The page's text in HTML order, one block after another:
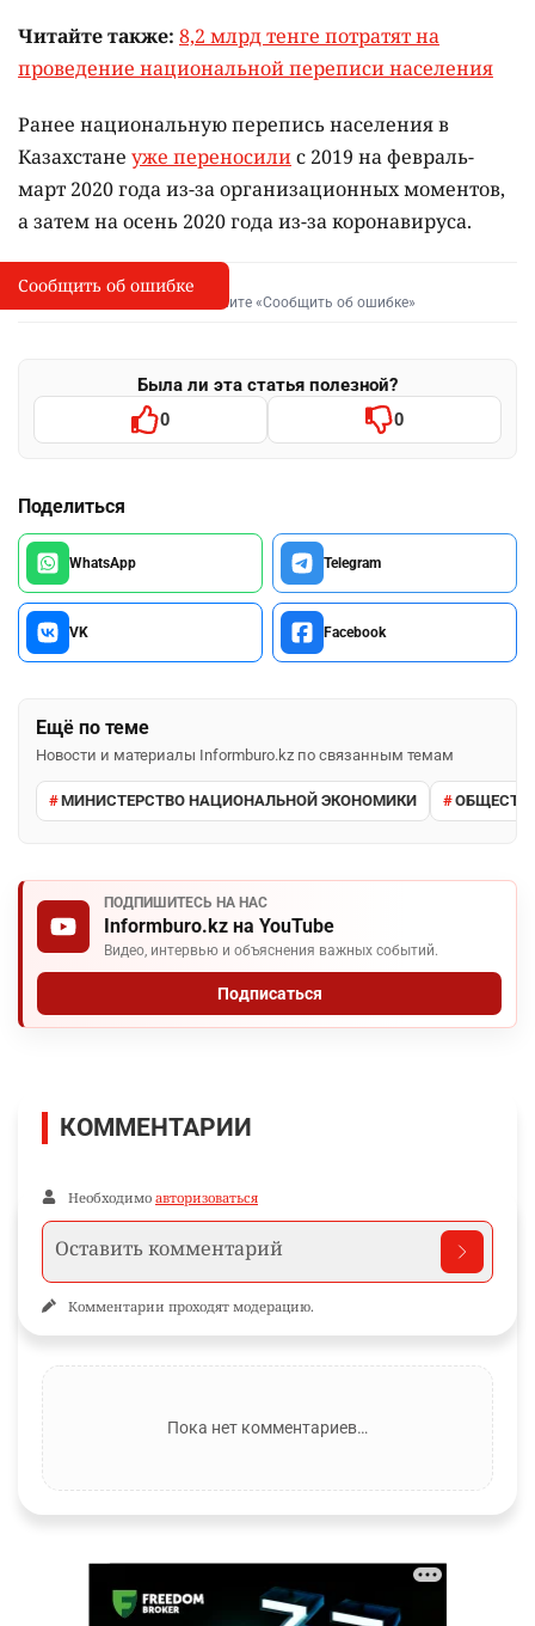
Читайте также: 8,2 млрд тенге потратят на
проведение национальной переписи населения
Ранее национальную перепись населения в
Казахстане уже переносилис 2019 на февраль-
март 2020 года из-за организационных моментов,
а затем на осень 2020 года из-за коронавируса.
I
Сообщить об опечатке
Выделите фрагмент и нажмите «Сообщить об ошибке»
Была ли эта статья полезной?
0 0
Поделиться
WhatsApp Telegram
VK Facebook
Ещё по теме
Новости и материалы Informburo.kz по связанным темам
МИНИСТЕРСТВО НАЦИОНАЛЬНОЙ ЭКОНОМИКИ
ПОДПИШИТЕСЬ НА НАС
Informburo.kz на YouTube
Видео, интервью и объяснения важных событий.
Подписаться
Сообщить об ошибке
КОММЕНТАРИИ
Необходимо авторизоваться
Комментарии проходят модерацию.
Пока нет комментариев…